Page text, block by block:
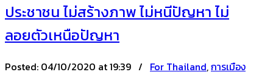
ประชาชน ไม่สร้างภาพ ไม่หนีปัญหา ไม่
ลอยตัวเหนือปัญหา
Posted: 04/10/2020 at 19:39 / For Thailand,การเมือง